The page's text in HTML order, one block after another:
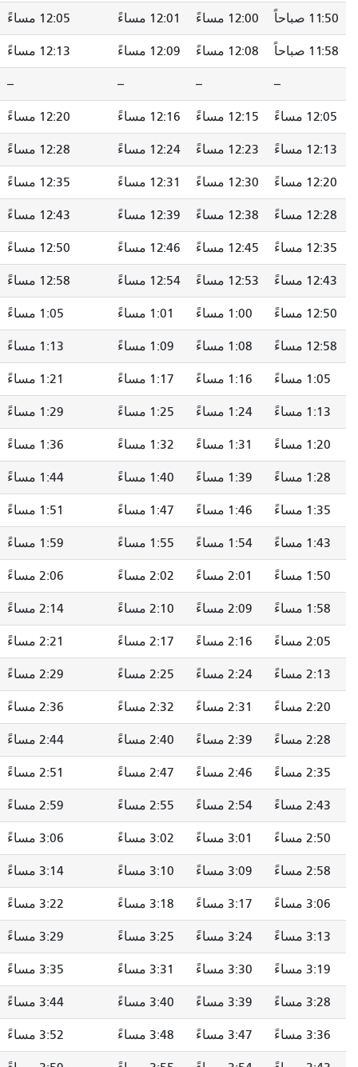
12:00 مساءً 12:01 مساءً 12:05 مساءً 12:11 مساءً
12:08 مساءً 12:09 مساءً 12:13 مساءً 12:19 مساءً
--
--
--
12:15 مساءً 12:16 مساءً 12:20 مساءً 12:26 مساءً
12:23 مساءً 12:24 مساءً 12:28 مساءً 12:34 مساءً
12:30 مساءً 12:31 مساءً 12:35 مساءً 12:41 مساءً
12:38 مساءً 12:39 مساءً 12:43 مساءً 12:49 مساءً
12:45 مساءً 12:46 مساءً 12:50 مساءً 12:56 مساءً
12:53 مساءً 12:54 مساءً 12:58 مساءً 1:04 مساءً
1:00 مساءً 1:01 مساءً 1:05 مساءً 1:11 مساءً
1:08 مساءً 1:09 مساءً 1:13 مساءً 1:19 مساءً
1:16 مساءً 1:17 مساءً 1:21 مساءً 1:27 مساءً
1:24 مساءً 1:25 مساءً 1:29 مساءً 1:35 مساءً
1:31 مساءً 1:32 مساءً 1:36 مساءً 1:42 مساءً
1:39 مساءً 1:40 مساءً 1:44 مساءً 1:50 مساءً
1:46 مساءً 1:47 مساءً 1:51 مساءً 1:57 مساءً
1:54 مساءً 1:55 مساءً 1:59 مساءً 2:05 مساءً
2:01 مساءً 2:02 مساءً 2:06 مساءً 2:12 مساءً
2:09 مساءً 2:10 مساءً 2:14 مساءً 2:20 مساءً
2:16 مساءً 2:17 مساءً 2:21 مساءً 2:27 مساءً
2:24 مساءً 2:25 مساءً 2:29 مساءً 2:35 مساءً
2:31 مساءً 2:32 مساءً 2:36 مساءً 2:42 مساءً
2:39 مساءً 2:40 مساءً 2:44 مساءً 2:50 مساءً
2:46 مساءً 2:47 مساءً 2:51 مساءً 2:57 مساءً
2:54 مساءً 2:55 مساءً 2:59 مساءً 3:05 مساءً
3:01 مساءً 3:02 مساءً 3:06 مساءً 3:12 مساءً
3:09 مساءً 3:10 مساءً 3:14 مساءً 3:20 مساءً
3:17 مساءً 3:18 مساءً 3:22 مساءً 3:28 مساءً
3:24 مساءً 3:25 مساءً 3:29 مساءً 3:35 مساءً
3:30 مساءً 3:31 مساءً 3:35 مساءً 3:41 مساءً
3:39 مساءً 3:40 مساءً 3:44 مساءً 3:50 مساءً
3:47 مساءً 3:48 مساءً 3:52 مساءً 3:58 مساءً